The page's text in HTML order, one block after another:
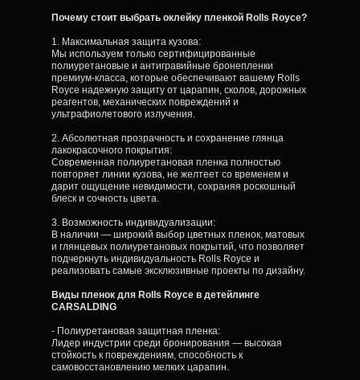
Почему стоит выбрать оклейку пленкой Rolls Royce?
1. Максимальная защита кузова:
Мы используем только сертифицированные
полиуретановые и антигравийные бронепленки
премиум-класса, которые обеспечивают вашему Rolls
Royce надежную защиту от царапин, сколов, дорожных
реагентов, механических повреждений и
ультрафиолетового излучения.
2. Абсолютная прозрачность и сохранение глянца
лакокрасочного покрытия:
Современная полиуретановая пленка полностью
повторяет линии кузова, не желтеет со временем и
дарит ощущение невидимости, сохраняя роскошный
блеск и сочность цвета.
3. Возможность индивидуализации:
В наличии — широкий выбор цветных пленок, матовых
и глянцевых полиуретановых покрытий, что позволяет
подчеркнуть индивидуальность Rolls Royce и
реализовать самые эксклюзивные проекты по дизайну.
Виды пленок для Rolls Royce в детейлинге
CARSALDING
- Полиуретановая защитная пленка:
Лидер индустрии среди бронирования — высокая
стойкость к повреждениям, способность к
самовосстановлению мелких царапин.